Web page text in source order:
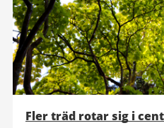
Fler träd rotar sig i